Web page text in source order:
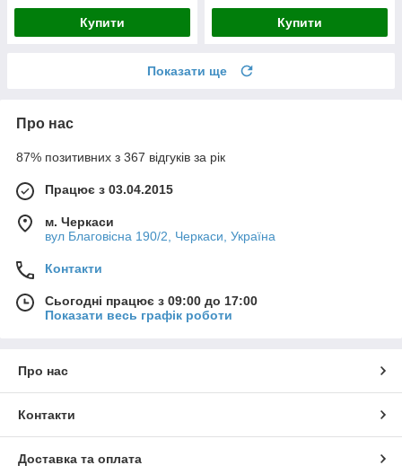
Купити Купити
Показати ще
Про нас
87% позитивних з 367 відгуків за рік
Працює з 03.04.2015
м. Черкаси
вул Благовісна 190/2, Черкаси, Україна
Контакти
Сьогодні працює з 09:00 до 17:00
Показати весь графік роботи
Про нас
Контакти
Доставка та оплата